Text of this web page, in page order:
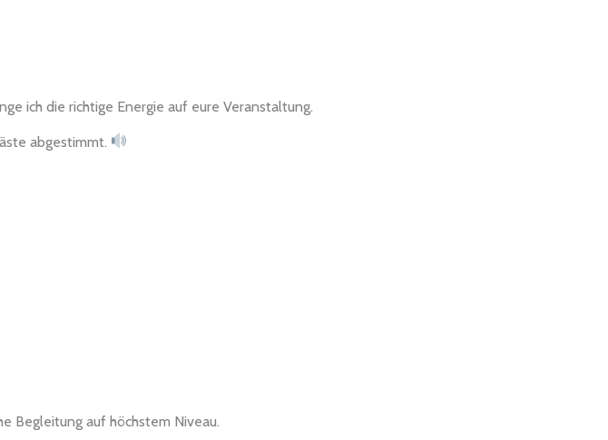
ich die richtige Energie auf eure Veranstaltung.
abgestimmt.
Begleitung auf höchstem Niveau.